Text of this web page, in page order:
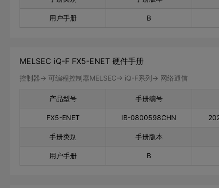
用户手册 B
MELSEC iQ-F FX5-ENET 硬件手册
控制器-> 可编程控制器MELSEC-> iQ-F系列-> 网络通信
产品型号 手册编号
FX5-ENET IB-0800598CHN
手册类别 手册版本
用户手册 B